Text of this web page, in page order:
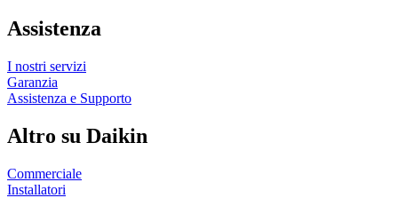
Assistenza
I nostri servizi
Garanzia
Assistenza e Supporto
Altro su Daikin
Commerciale
Installatori